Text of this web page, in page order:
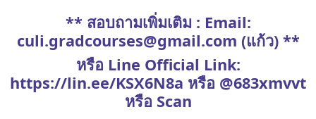
** สอบถามเพิ่มเติม : Email:
culi.gradcourses@gmail.com (แก้ว) **
หรือ Line Official Link:
https://lin.ee/KSX6N8a หรือ @683xmvvt
หรือ Scan